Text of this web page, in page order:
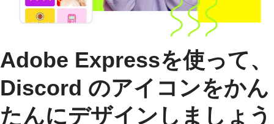
Adobe Expressを使って、
Discord のアイコンをかん
たんにデザインしましょう